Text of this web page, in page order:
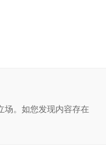
场。如您发现内容存在